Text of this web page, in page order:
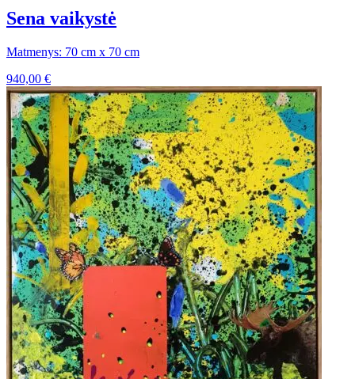
Sena vaikystė
Matmenys: 70 cm x 70 cm
940,00 €